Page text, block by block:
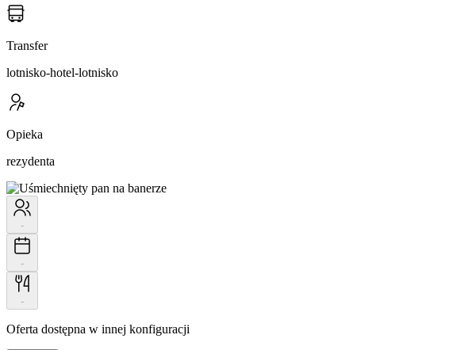
Transfer
lotnisko-hotel-lotnisko
Opieka
rezydenta
-
-
-
Oferta dostępna w innej konfiguracji